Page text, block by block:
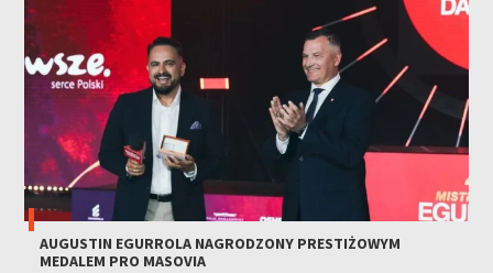
AUGUSTIN EGURROLA NAGRODZONY PRESTIŻOWYM
MEDALEM PRO MASOVIA